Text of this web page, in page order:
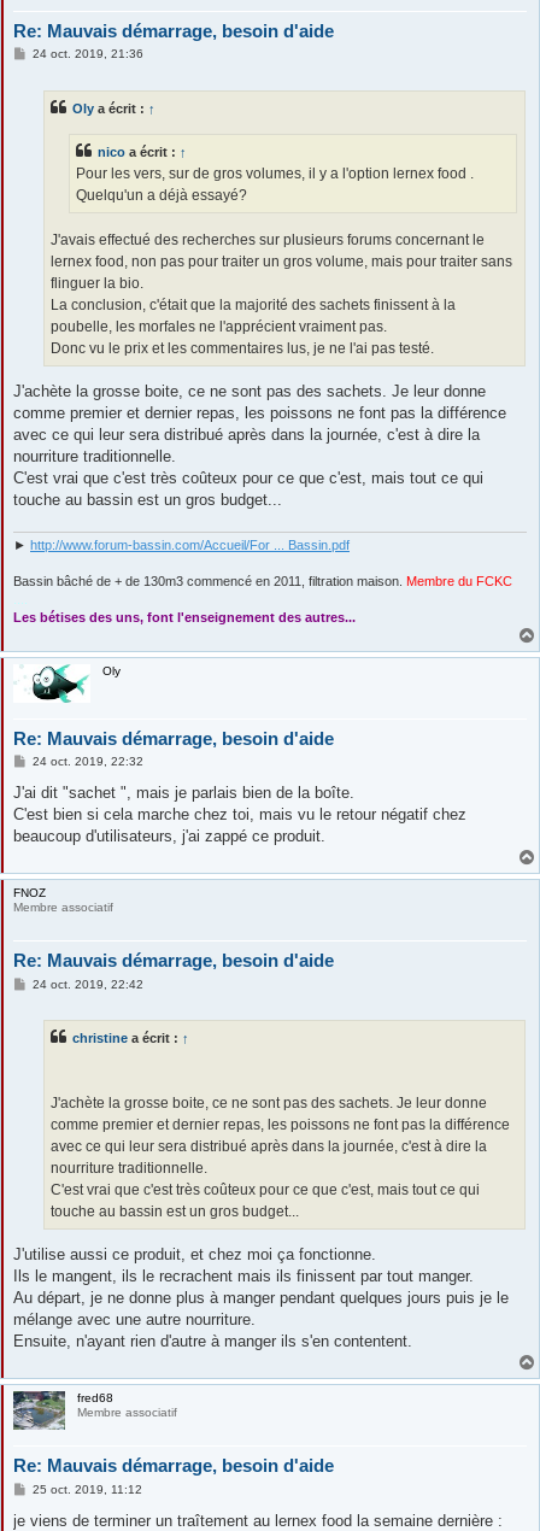
Re: Mauvais démarrage, besoin d'aide
M24 oct. 2019, 21:36
Oly a écrit : ↑
nico a écrit : ↑
Pour les vers, sur de gros volumes, il y a l'option lernex food .
Quelqu'un a déjà essayé?
J'avais effectué des recherches sur plusieurs forums concernant le
lernex food, non pas pour traiter un gros volume, mais pour traiter sans
flinguer la bio.
La conclusion, c'était que la majorité des sachets finissent à la
poubelle, les morfales ne l'apprécient vraiment pas.
Donc vu le prix et les commentaires lus, je ne l'ai pas testé.
J'achète la grosse boite, ce ne sont pas des sachets. Je leur donne
comme premier et dernier repas, les poissons ne font pas la différence
avec ce qui leur sera distribué après dans la journée, c'est à dire la
nourriture traditionnelle.
C'est vrai que c'est très coûteux pour ce que c'est, mais tout ce qui
touche au bassin est un gros budget...
► http://www.forum-bassin.com/Accueil/For ... Bassin.pdf
Bassin bâché de + de 130m3 commencé en 2011, filtration maison. Membre du FCKC
Les bétises des uns, font l'enseignement des autres...
Oly
Re: Mauvais démarrage, besoin d'aide
M
s
a
g
24 oct. 2019, 22:32
J'ai dit "sachet ", mais je parlais bien de la boîte.
C'est bien si cela marche chez toi, mais vu le retour négatif chez
beaucoup d'utilisateurs, j'ai zappé ce produit.
FNOZ
Membre associatif
Re: Mauvais démarrage, besoin d'aide
M24 oct. 2019, 22:42
christine a écrit : ↑
J'achète la grosse boite, ce ne sont pas des sachets. Je leur donne
comme premier et dernier repas, les poissons ne font pas la différence
avec ce qui leur sera distribué après dans la journée, c'est à dire la
nourriture traditionnelle.
C'est vrai que c'est très coûteux pour ce que c'est, mais tout ce qui
touche au bassin est un gros budget...
J'utilise aussi ce produit, et chez moi ça fonctionne.
Ils le mangent, ils le recrachent mais ils finissent par tout manger.
Au départ, je ne donne plus à manger pendant quelques jours puis je le
mélange avec une autre nourriture.
Ensuite, n'ayant rien d'autre à manger ils s'en contentent.
fred68
Membre associatif
Re: Mauvais démarrage, besoin d'aide
M
s
25 oct. 2019, 11:12
je viens de terminer un traîtement au lernex food la semaine dernière :